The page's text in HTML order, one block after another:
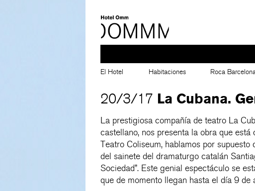
El Hotel Habitaciones Roca
20/3/17 La Cubana.
La prestigiosa compañía de teatro La
castellano, nos presenta la obra que
Teatro Coliseum, hablamos por supuesto
del sainete del dramaturgo catalán
Sociedad”. Este genial espectáculo se
que de momento llegan hasta el día 9 de